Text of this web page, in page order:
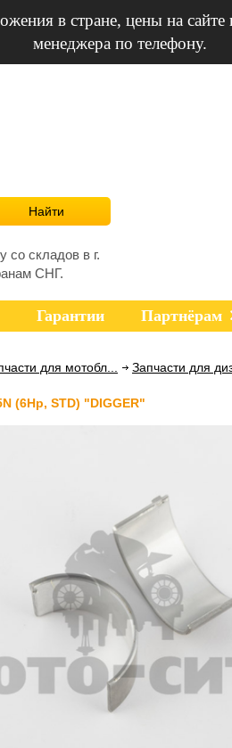
в стране, цены на
менеджера по телефону.
со складов в г.
СНГ.
Гарантии Партнёрам
для мотобл... Запчасти для
(6Hp, STD) "DIGGER"